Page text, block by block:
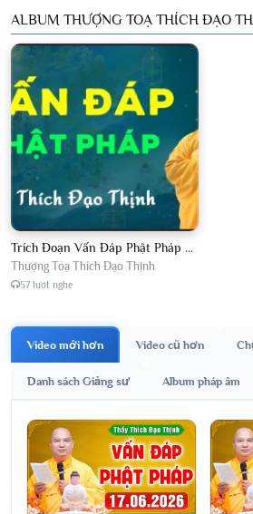
ALBUM THƯỢNG TOẠ THÍCH ĐẠO
Trích Đoạn Vấn Đáp Phật Pháp 2026
Thượng Toạ Thích Đạo Thịnh
57 lượt nghe
Video mới hơn Video cũ hơn
Danh sách Giảng sư Album pháp âm